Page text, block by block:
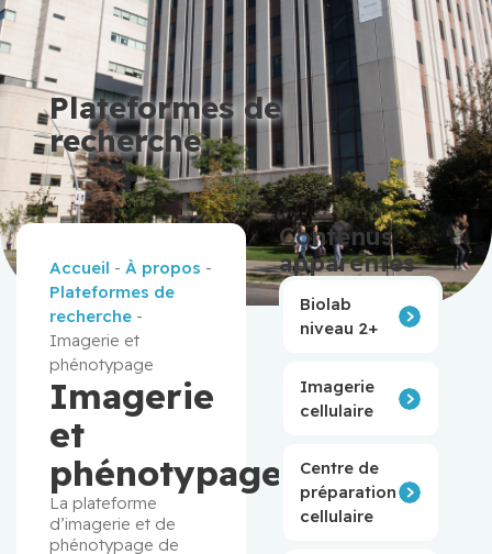
Plateformes de
recherche
Accueil -À propos -
Plateformes de
recherche -
Imagerie et
phénotypage
Imagerie
et
phénotypage
La plateforme
d’imagerie et de
phénotypage de
Contenus
apparentés
Biolab
niveau 2+
Imagerie
cellulaire
Centre de
préparation
cellulaire